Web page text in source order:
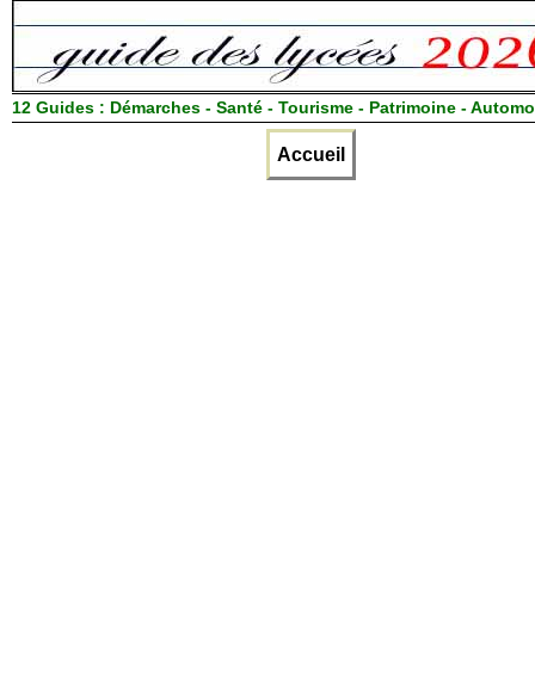
12 Guides : Démarches - Santé - Tourisme - Patrimoine -
Accueil